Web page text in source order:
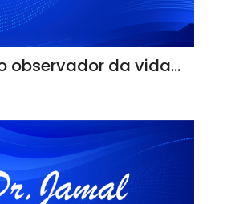
observador da vida…